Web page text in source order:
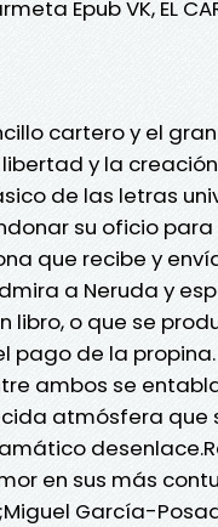
Epub VK, EL
cartero y el
y la
de las letras
su oficio
que recibe y
a Neruda y
o que se
pago de la propina.
ambos se
atmósfera que
en sus más
García-